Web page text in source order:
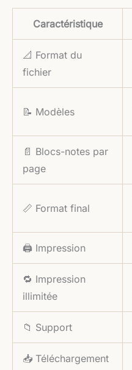
Caractéristique
📐 Format du
fichier
📝 Modèles
📄 Blocs-notes par
page
📏 Format final
🖨️ Impression
🔁 Impression
illimitée
📁 Support
📥 Téléchargement